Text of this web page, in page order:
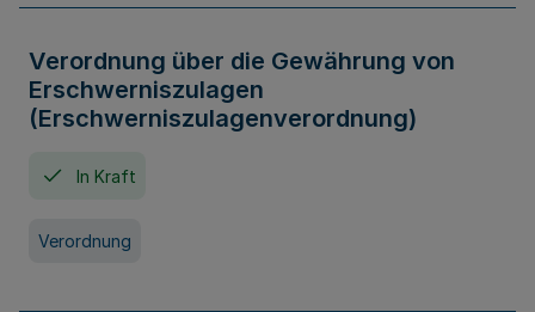
Verordnung über die Gewährung von
Erschwerniszulagen
(Erschwerniszulagenverordnung)
In Kraft
Verordnung